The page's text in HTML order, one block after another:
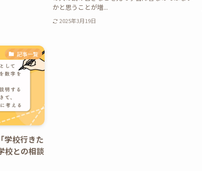
かと思うことが増...
2025年3月19日
記事一覧
学校行きた
校との相談